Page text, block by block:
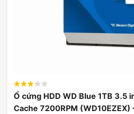
Ổ cứng HDD WD Blue 1TB 3.5
Cache 7200RPM (WD10EZEX)